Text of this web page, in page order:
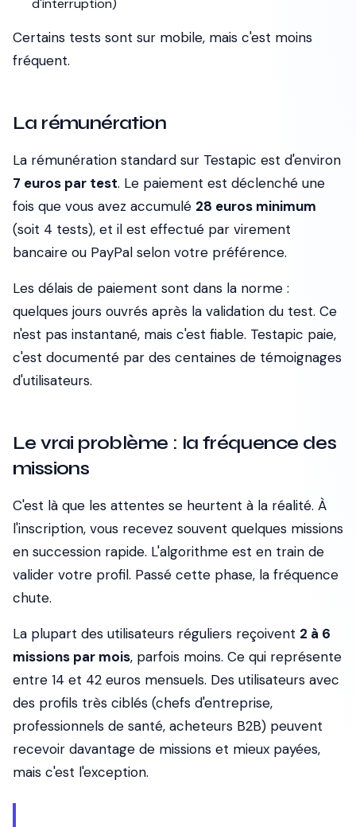
d'interruption)
Certains tests sont sur mobile, mais c'est moins
fréquent.
La rémunération
La rémunération standard sur Testapic est d'environ
7 euros par test. Le paiement est déclenché une
fois que vous avez accumulé 28 euros minimum
(soit 4 tests), et il est effectué par virement
bancaire ou PayPal selon votre préférence.
Les délais de paiement sont dans la norme :
quelques jours ouvrés après la validation du test. Ce
n'est pas instantané, mais c'est fiable. Testapic paie,
c'est documenté par des centaines de témoignages
d'utilisateurs.
Le vrai problème : la fréquence des
missions
C'est là que les attentes se heurtent à la réalité. À
l'inscription, vous recevez souvent quelques missions
en succession rapide. L'algorithme est en train de
valider votre profil. Passé cette phase, la fréquence
chute.
La plupart des utilisateurs réguliers reçoivent 2 à 6
missions par mois, parfois moins. Ce qui représente
entre 14 et 42 euros mensuels. Des utilisateurs avec
des profils très ciblés (chefs d'entreprise,
professionnels de santé, acheteurs B2B) peuvent
recevoir davantage de missions et mieux payées,
mais c'est l'exception.